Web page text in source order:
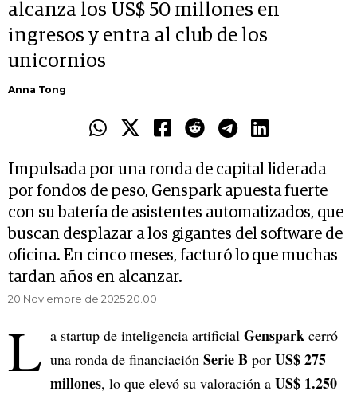
alcanza los US$ 50 millones en
ingresos y entra al club de los
unicornios
Anna Tong
Impulsada por una ronda de capital liderada
por fondos de peso, Genspark apuesta fuerte
con su batería de asistentes automatizados, que
buscan desplazar a los gigantes del software de
oficina. En cinco meses, facturó lo que muchas
tardan años en alcanzar.
20 Noviembre de 2025 20.00
L a startup de inteligencia artificial Genspark cerró
una ronda de financiación Serie B por US$ 275
millones, lo que elevó su valoración a US$ 1.250